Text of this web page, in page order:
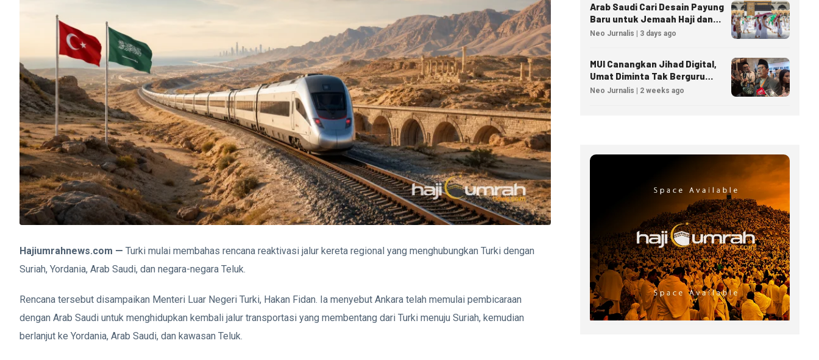
Hajiumrahnews.com — Turki mulai membahas rencana reaktivasi jalur kereta regional yang menghubungkan Turki dengan
Suriah, Yordania, Arab Saudi, dan negara-negara Teluk.
Rencana tersebut disampaikan Menteri Luar Negeri Turki, Hakan Fidan. Ia menyebut Ankara telah memulai pembicaraan
dengan Arab Saudi untuk menghidupkan kembali jalur transportasi yang membentang dari Turki menuju Suriah, kemudian
berlanjut ke Yordania, Arab Saudi, dan kawasan Teluk.
Arab Saudi Cari Desain Payung
Baru untuk Jemaah Haji dan
Umrah
Neo Jurnalis | 3 days ago
MUI Canangkan Jihad Digital,
Umat Diminta Tak Berguru
Agama Lewat AI
Neo Jurnalis | 2 weeks ago